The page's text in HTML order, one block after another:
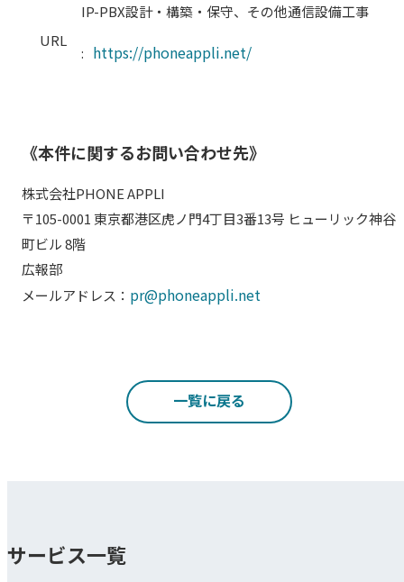
IP-PBX設計・構築・保守、その他通信設備工事
URL
: https://phoneappli.net/
《本件に関するお問い合わせ先》
株式会社PHONE APPLI
〒105-0001 東京都港区虎ノ門4丁目3番13号 ヒューリック神谷
町ビル 8階
広報部
メールアドレス： pr@phoneappli.net
一覧に戻る
サービス一覧